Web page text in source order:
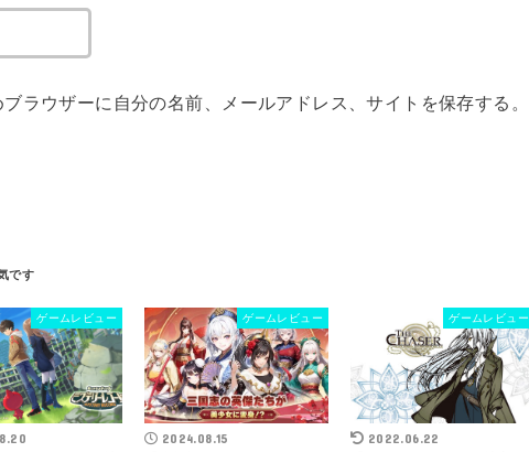
ラウザーに自分の名前、メールアドレス、サイトを保存する。
ゲームレビュー ゲームレビュー
2024.08.15
ゲームレビュー
2022.06.22